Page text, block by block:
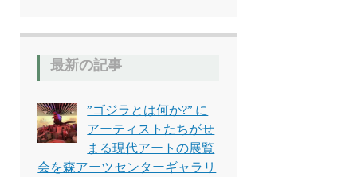
最新の記事
”ゴジラとは何か?” に
アーティストたちがせ
まる現代アートの展覧
会を森アーツセンターギャラリ